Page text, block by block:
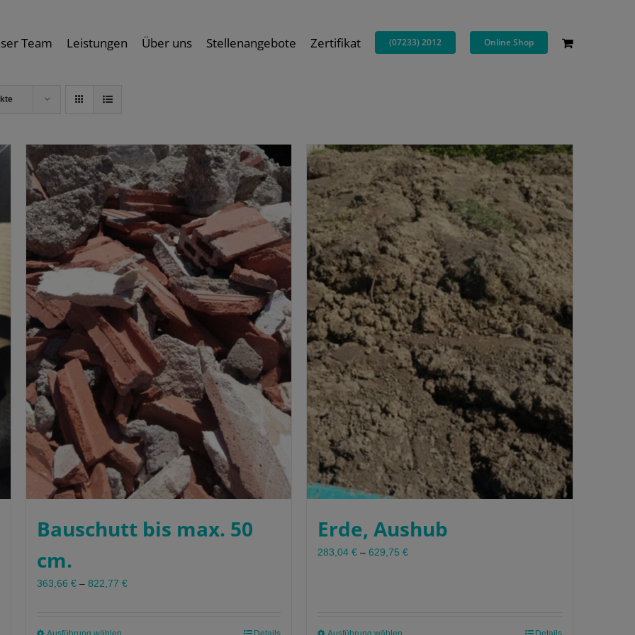
Team Leistungen Über uns Stellenangebote Zertifikat (07233) 2012 Online Shop
Bauschutt bis max. 50
cm.
363,66 €– 822,77 €
Erde, Aushub
283,04€ –629,75€